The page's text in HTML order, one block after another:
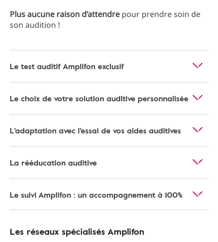
Plus aucune raison d’attendre pour prendre soin de
son audition !
Le test auditif Amplifon exclusif
Le choix de votre solution auditive personnalisée
L'adaptation avec l'essai de vos aides auditives
La rééducation auditive
Le suivi Amplifon : un accompagnement à 100%
Les réseaux spécialisés Amplifon